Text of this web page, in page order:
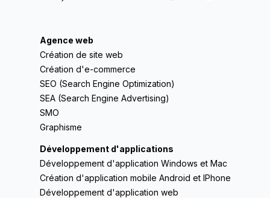
Agence web
Création de site web
Création d'e-commerce
SEO (Search Engine Optimization)
SEA (Search Engine Advertising)
SMO
Graphisme
Développement d'applications
Développement d'application Windows et Mac
Création d'application mobile Android et IPhone
Développement d'application web